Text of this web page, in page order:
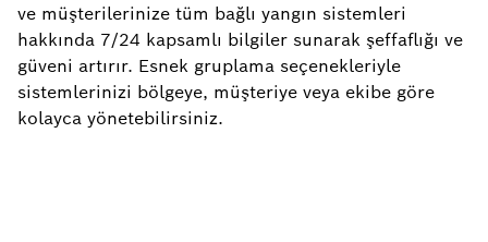
ve müşterilerinize tüm bağlı yangın sistemleri
hakkında 7/24 kapsamlı bilgiler sunarak şeffaflığı ve
güveni artırır. Esnek gruplama seçenekleriyle
sistemlerinizi bölgeye, müşteriye veya ekibe göre
kolayca yönetebilirsiniz.